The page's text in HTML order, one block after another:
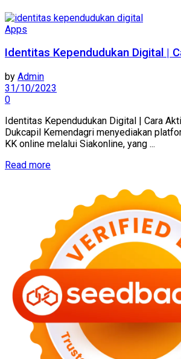
Apps
Identitas Kependudukan Digital |
by Admin
31/10/2023
0
Identitas Kependudukan Digital | Cara
Dukcapil Kemendagri menyediakan
KK online melalui Siakonline, yang ...
Read more